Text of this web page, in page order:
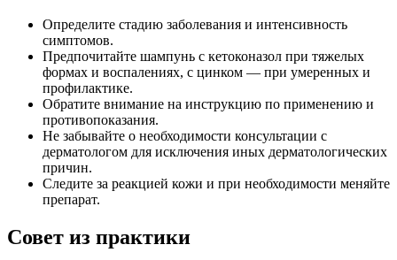
Определите стадию заболевания и интенсивность
симптомов.
Предпочитайте шампунь с кетоконазол при тяжелых
формах и воспалениях, с цинком — при умеренных и
профилактике.
Обратите внимание на инструкцию по применению и
противопоказания.
Не забывайте о необходимости консультации с
дерматологом для исключения иных дерматологических
причин.
Следите за реакцией кожи и при необходимости меняйте
препарат.
Совет из практики